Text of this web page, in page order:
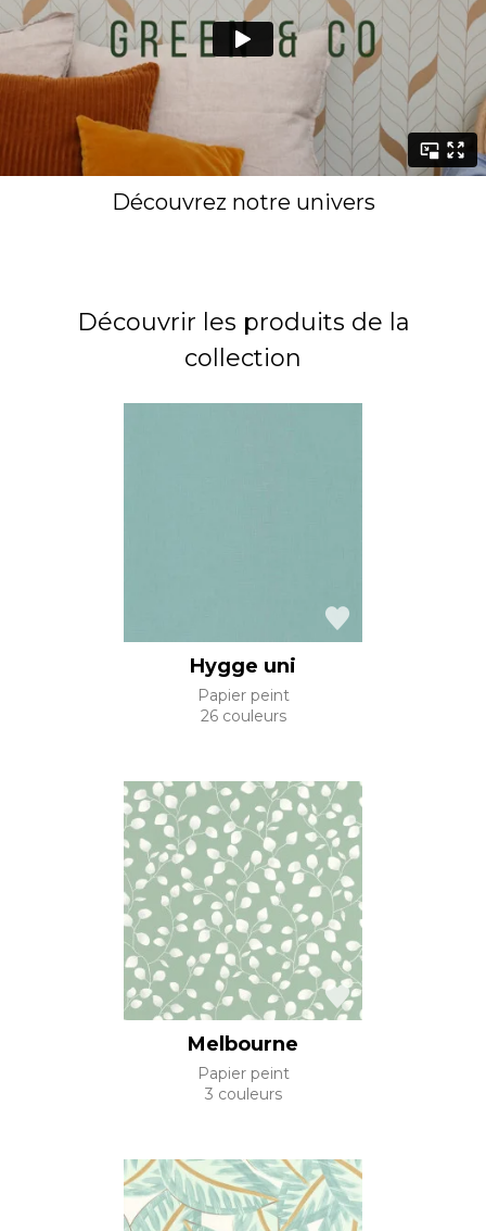
Découvrez notre univers
Découvrir les produits de la
collection
Hygge uni
Papier peint
26 couleurs
Melbourne
Papier peint
3 couleurs